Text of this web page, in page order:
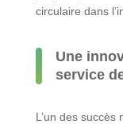
circulaire dans
Une
service
L’un des succès